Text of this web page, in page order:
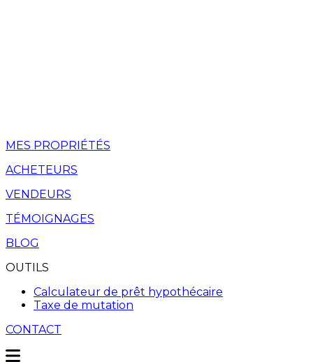
MES PROPRIÉTÉS
ACHETEURS
VENDEURS
TÉMOIGNAGES
BLOG
OUTILS
Calculateur de prêt hypothécaire
Taxe de mutation
CONTACT